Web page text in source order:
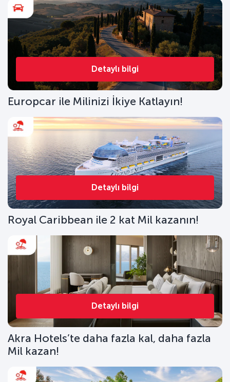
Detaylı bilgi
Europcar ile Milinizi İkiye Katlayın!
Detaylı bilgi
Royal Caribbean ile 2 kat Mil kazanın!
Detaylı bilgi
Akra Hotels’te daha fazla kal, daha fazla
Mil kazan!